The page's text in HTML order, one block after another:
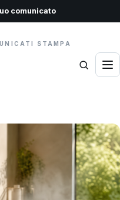
comunicato
STAMPA